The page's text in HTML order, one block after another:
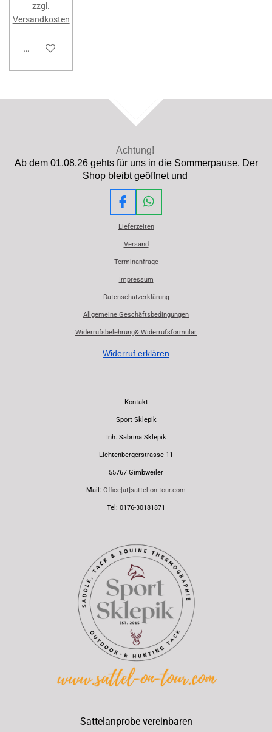
zzgl.
Versandkosten
In den Warenkorb
Achtung!
Ab dem 01.08.26 gehts für uns in die Sommerpause. Der
Shop bleibt geöffnet und
F
a
c
e
o
o
W
h
a
t
A
p
Lieferzeiten
Versand
Terminanfrage
Impressum
Datenschutzerklärung
Allgemeine Geschäftsbedingungen
Widerrufsbelehrung& Widerrufsformular
Widerruf erklären
Kontakt
Sport Sklepik
Inh. Sabrina Sklepik
Lichtenbergerstrasse 11
55767 Gimbweiler
Mail: Office[at]sattel-on-tour.com
Tel: 0176-30181871
Sattelanprobe vereinbaren